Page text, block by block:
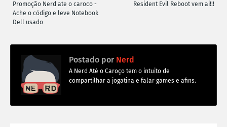
Resident Evil Reboot vem ai!!!
Promoção Nerd ate o caroco -
Ache o código e leve Notebook
Dell usado
Postado por Nerd
A Nerd Até o Caroço tem o intuito de
compartilhar a jogatina e falar games e afins.